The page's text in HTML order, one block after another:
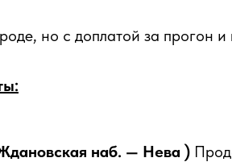
но с доплатой за прогон и
наб. — Нева )